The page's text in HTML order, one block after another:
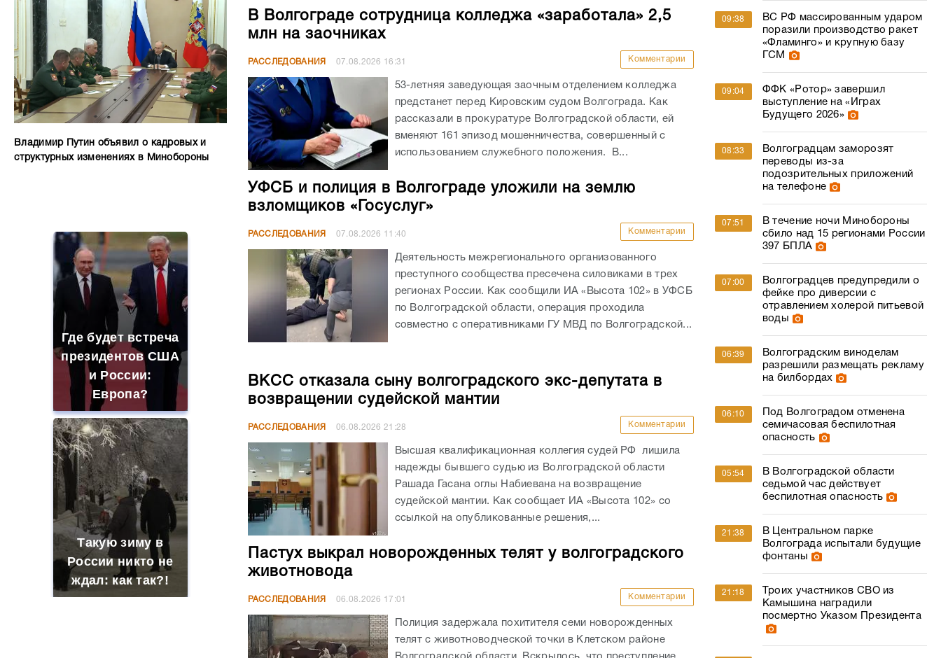
Владимир Путин объявил о кадровых и
структурных изменениях в Минобороны
Где будет встреча
президентов США
и России:
Европа?
Такую зиму в
России никто не
ждал: как так?!
В Волгограде сотрудница колледжа «заработала» 2,5
млн на заочниках
РАССЛЕДОВАНИЯ 07.08.2026 16:31 Комментарии
53-летняя заведующая заочным отделением колледжа
предстанет перед Кировским судом Волгограда. Как
рассказали в прокуратуре Волгоградской области, ей
вменяют 161 эпизод мошенничества, совершенный с
использованием служебного положения. В...
УФСБ и полиция в Волгограде уложили на землю
взломщиков «Госуслуг»
РАССЛЕДОВАНИЯ 07.08.2026 11:40 Комментарии
Деятельность межрегионального организованного
преступного сообщества пресечена силовиками в трех
регионах России. Как сообщили ИА «Высота 102» в УФСБ
по Волгоградской области, операция проходила
совместно с оперативниками ГУ МВД по Волгоградской...
ВКСС отказала сыну волгоградского экс-депутата в
возвращении судейской мантии
РАССЛЕДОВАНИЯ 06.08.202621:28 Комментарии
Высшая квалификационная коллегия судей РФ лишила
надежды бывшего судью из Волгоградской области
Рашада Гасана оглы Набиевана на возвращение
судейской мантии. Как сообщает ИА «Высота 102» со
ссылкой на опубликованные решения,...
Пастух выкрал новорожденных телят у волгоградского
животновода
РАССЛЕДОВАНИЯ 06.08.2026 17:01 Комментарии
Полиция задержала похитителя семи новорожденных
телят с животноводческой точки в Клетском районе
09:38
ВС РФ массированным ударом
поразили производство ракет
«Фламинго» и крупную базу
ГСМ
09:04
ФФК «Ротор» завершил
выступление на «Играх
Будущего 2026»
08:33
Волгоградцам заморозят
переводы из-за
подозрительных приложений
на телефоне
07:51
В течение ночи Минобороны
сбило над 15 регионами России
397 БПЛА
07:00
Волгоградцев предупредили о
фейке про диверсии с
отравлением холерой питьевой
воды
06:39
Волгоградским виноделам
разрешили размещать рекламу
на билбордах
06:10
Под Волгоградом отменена
семичасовая беспилотная
опасность
05:54
В Волгоградской области
седьмой час действует
беспилотная опасность
21:38
В Центральном парке
Волгограда испытали будущие
фонтаны
21:18
Троих участников СВО из
Камышина наградили
посмертно Указом Президента